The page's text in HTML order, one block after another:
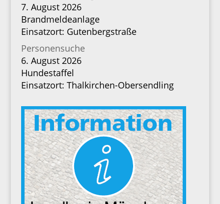
7. August 2026
Brandmeldeanlage
Einsatzort: Gutenbergstraße
Personensuche
6. August 2026
Hundestaffel
Einsatzort: Thalkirchen-Obersendling